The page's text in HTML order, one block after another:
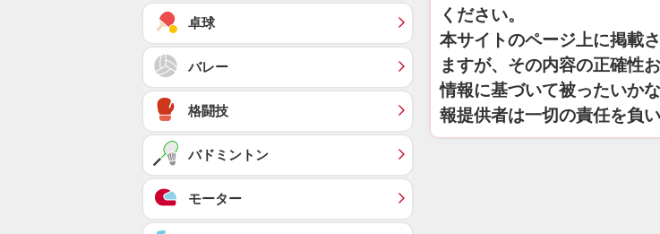
ください。
本サイトのページ上に掲載
ますが、その内容の正確性
情報に基づいて被ったいか
報提供者は一切の責任を負い
卓球
バレー
格闘技
バドミントン
モーター